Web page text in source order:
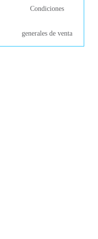
Condiciones
generales de venta